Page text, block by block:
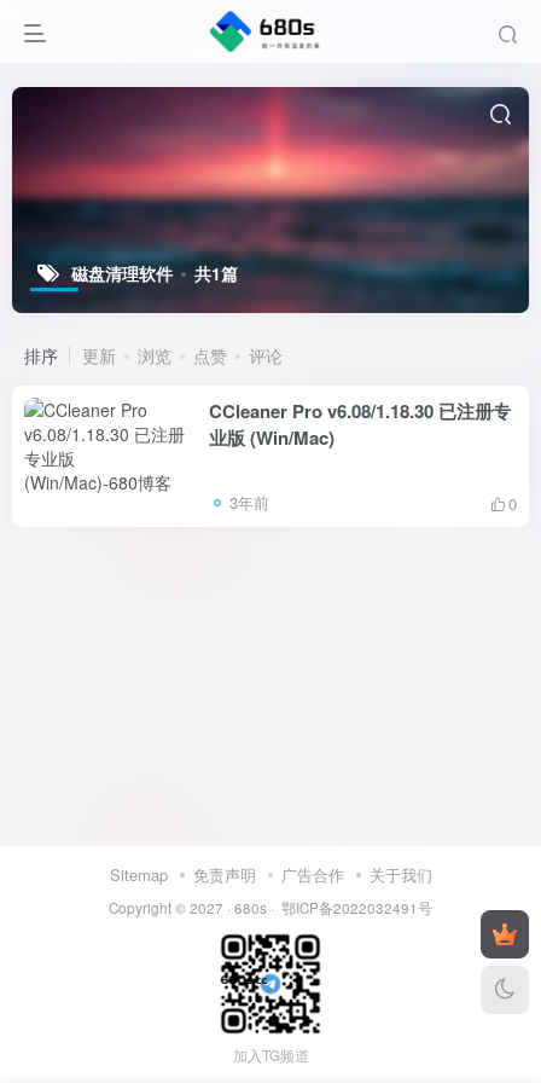
磁盘清理软件 共1篇
排序 更新 浏览 点赞 评论
CCleaner Pro v6.08/1.18.30 已注册专
业版 (Win/Mac)
3年前 0
Sitemap 免责声明 广告合作 关于我们
Copyright © 2027 · 680s · 鄂ICP备2022032491号
加入TG频道